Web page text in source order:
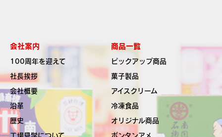
会社案内
100周年を迎えて
社長挨拶
会社概要
沿革
歴史
工場見学について
商品一覧
ピックアップ商品
菓子製品
アイスクリーム
冷凍食品
オリジナル商品
ボンタンアメ